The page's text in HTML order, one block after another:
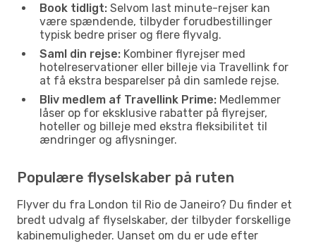
Book tidligt: Selvom last minute-rejser kan
være spændende, tilbyder forudbestillinger
typisk bedre priser og flere flyvalg.
Saml din rejse: Kombiner flyrejser med
hotelreservationer eller billeje via Travellink for
at få ekstra besparelser på din samlede rejse.
Bliv medlem af Travellink Prime: Medlemmer
låser op for eksklusive rabatter på flyrejser,
hoteller og billeje med ekstra fleksibilitet til
ændringer og aflysninger.
Populære flyselskaber på ruten
Flyver du fra London til Rio de Janeiro? Du finder et
bredt udvalg af flyselskaber, der tilbyder forskellige
kabinemuligheder. Uanset om du er ude efter